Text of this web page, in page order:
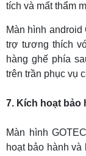
tích và mất thẩm
Màn hình
trợ tương thích
hàng ghế phía
trên trần phục vụ
7. Kích hoạt bảo
Màn hình
hoạt bảo hành và